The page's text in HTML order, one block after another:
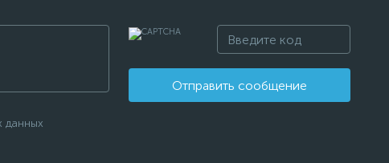
Отправить сообщение
данных